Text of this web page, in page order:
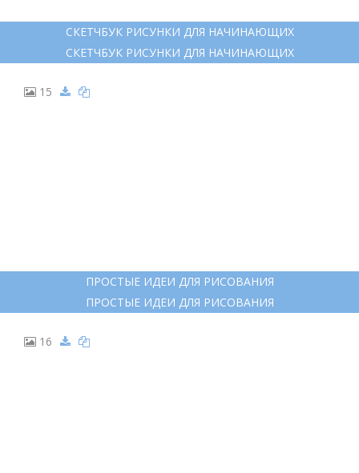
СКЕТЧБУК РИСУНКИ ДЛЯ НАЧИНАЮЩИХ
СКЕТЧБУК РИСУНКИ ДЛЯ НАЧИНАЮЩИХ
15
ПРОСТЫЕ ИДЕИ ДЛЯ РИСОВАНИЯ
ПРОСТЫЕ ИДЕИ ДЛЯ РИСОВАНИЯ
16